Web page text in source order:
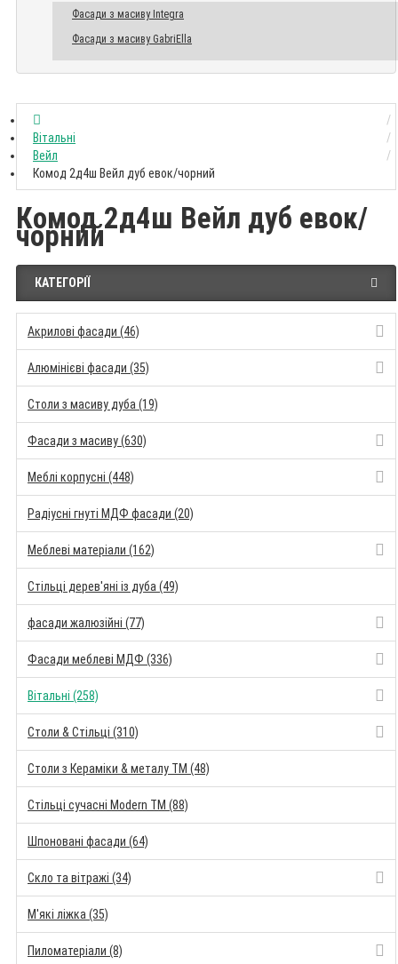
Фасади з масиву Integra
Фасади з масиву GabriElla
Вітальні
Вейл
Комод 2д4ш Вейл дуб евок/чорний
Комод 2д4ш Вейл дуб евок/
чорний
КАТЕГОРІЇ
Акрилові фасади (46)
Алюмінієві фасади (35)
Столи з масиву дуба (19)
Фасади з масиву (630)
Меблі корпусні (448)
Радіусні гнуті МДФ фасади (20)
Меблеві матеріали (162)
Стільці дерев'яні із дуба (49)
фасади жалюзійні (77)
Фасади меблеві МДФ (336)
Вітальні (258)
Столи & Стільці (310)
Столи з Кераміки & металу TM (48)
Стільці сучасні Modern TM (88)
Шпоновані фасади (64)
Скло та вітражі (34)
М'які ліжка (35)
Пиломатеріали (8)